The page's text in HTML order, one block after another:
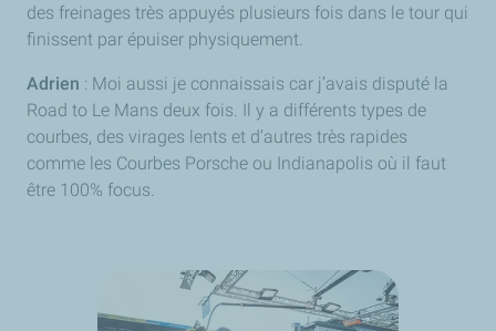
des freinages très appuyés plusieurs fois dans le tour qui
finissent par épuiser physiquement.
Adrien : Moi aussi je connaissais car j’avais disputé la
Road to Le Mans deux fois. Il y a différents types de
courbes, des virages lents et d’autres très rapides
comme les Courbes Porsche ou Indianapolis où il faut
être 100% focus.